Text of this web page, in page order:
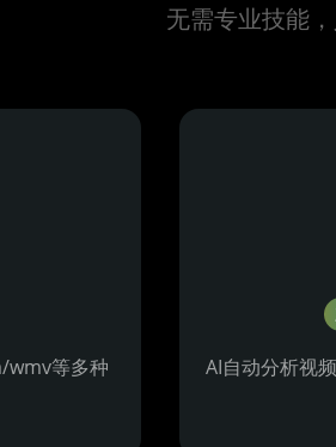
无需专业技能
等多种
AI自动分析视